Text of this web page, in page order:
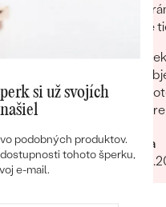
prsteň sa
tu určite
na
ktoré
Mária
si už svojích
podobných produktov.
tohoto šperku,
e-mail.